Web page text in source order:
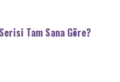
Tam Sana Göre?